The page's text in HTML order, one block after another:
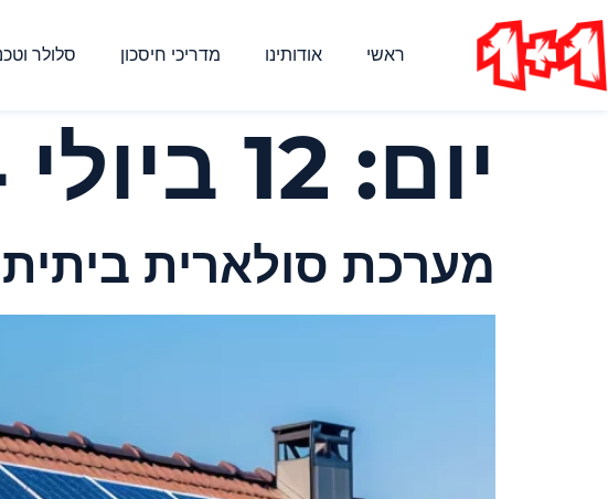
ראשי אודותינו מדריכי חיסכון סלולר
יום: 12 ביולי 2024
מערכת סולארית